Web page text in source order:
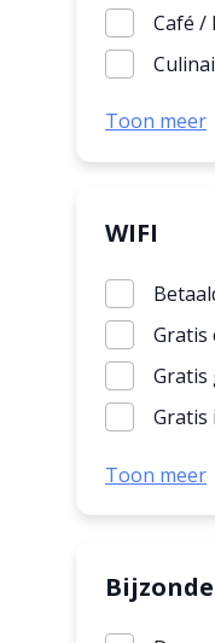
Tent
Villa
Café /
Toon meer
WIFI
Gratis
Gratis
Gratis
Toon meer